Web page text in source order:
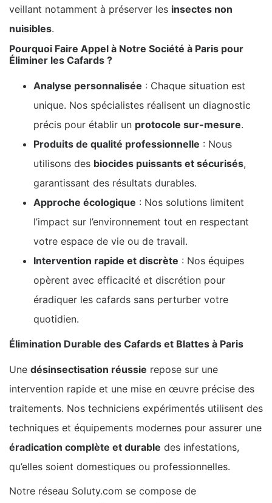
veillant notamment à préserver les insectes non
nuisibles.
Pourquoi Faire Appel à Notre Société à Paris pour
Éliminer les Cafards ?
Analyse personnalisée : Chaque situation est
unique. Nos spécialistes réalisent un diagnostic
précis pour établir un protocole sur-mesure.
Produits de qualité professionnelle : Nous
utilisons des biocides puissants et sécurisés,
garantissant des résultats durables.
Approche écologique : Nos solutions limitent
l’impact sur l’environnement tout en respectant
votre espace de vie ou de travail.
Intervention rapide et discrète : Nos équipes
opèrent avec efficacité et discrétion pour
éradiquer les cafards sans perturber votre
quotidien.
Élimination Durable des Cafards et Blattes à Paris
Une désinsectisation réussie repose sur une
intervention rapide et une mise en œuvre précise des
traitements. Nos techniciens expérimentés utilisent des
techniques et équipements modernes pour assurer une
éradication complète et durable des infestations,
qu’elles soient domestiques ou professionnelles.
Notre réseau Soluty.com se compose de